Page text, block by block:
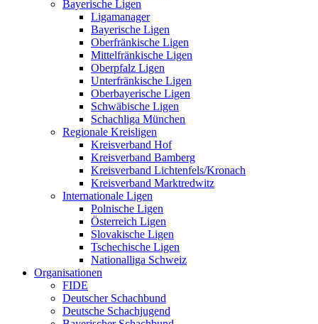
Bayerische Ligen
Ligamanager
Bayerische Ligen
Oberfränkische Ligen
Mittelfränkische Ligen
Oberpfalz Ligen
Unterfränkische Ligen
Oberbayerische Ligen
Schwäbische Ligen
Schachliga München
Regionale Kreisligen
Kreisverband Hof
Kreisverband Bamberg
Kreisverband Lichtenfels/Kronach
Kreisverband Marktredwitz
Internationale Ligen
Polnische Ligen
Österreich Ligen
Slovakische Ligen
Tschechische Ligen
Nationalliga Schweiz
Organisationen
FIDE
Deutscher Schachbund
Deutsche Schachjugend